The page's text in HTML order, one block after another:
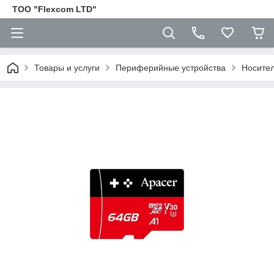
ТОО "Flexcom LTD"
Товары и услуги Периферийные устройства